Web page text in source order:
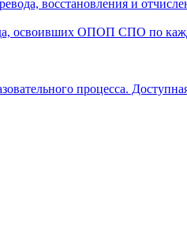
восстановления и
освоивших ОПОП СПО по
процесса.